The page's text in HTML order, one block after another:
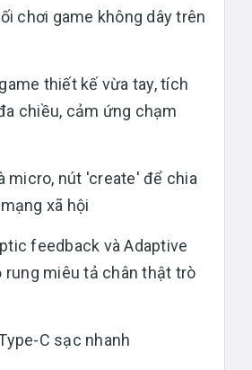
chơi game không dây trên
thiết kế vừa tay, tích
chiều, cảm ứng chạm
micro, nút 'create' để chia
xã hội
feedback và Adaptive
rung miêu tả chân thật trò
C sạc nhanh